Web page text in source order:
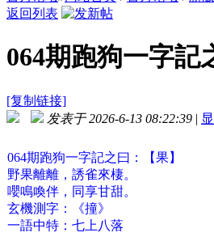
返回列表
064期跑狗一字記
[复制链接]
发表于 2026-6-13 08:22:39 |
064期跑狗一字記之曰：【果】
野果離離，誘雀來棲。
嚶鳴喚伴，同享甘甜。
玄機測字：《撞》
一語中特：七上八落